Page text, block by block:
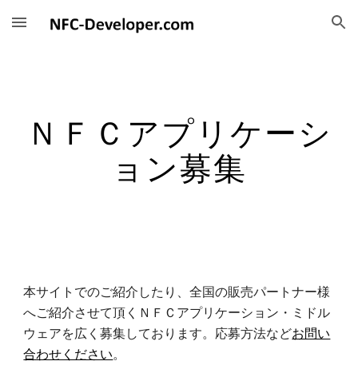
Skip to main content Skip to navigation
ＮＦＣアプリケーシ
ョン募集
本サイトでのご紹介したり、全国の販売パートナー様
へご紹介させて頂くＮＦＣアプリケーション・ミドル
ウェアを広く募集しております。応募方法などお問い
合わせください。